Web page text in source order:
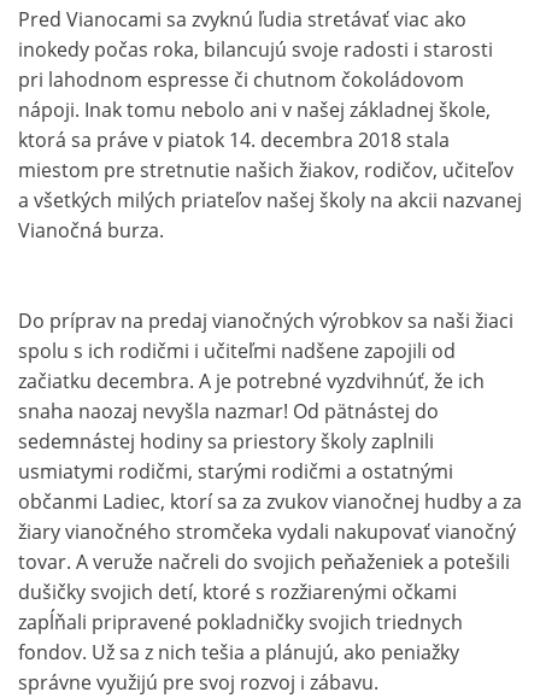
Pred Vianocami sa zvyknú ľudia stretávať viac ako
inokedy počas roka, bilancujú svoje radosti i starosti
pri lahodnom espresse či chutnom čokoládovom
nápoji. Inak tomu nebolo ani v našej základnej škole,
ktorá sa práve v piatok 14. decembra 2018 stala
miestom pre stretnutie našich žiakov, rodičov, učiteľov
a všetkých milých priateľov našej školy na akcii nazvanej
Vianočná burza.
Do príprav na predaj vianočných výrobkov sa naši žiaci
spolu s ich rodičmi i učiteľmi nadšene zapojili od
začiatku decembra. A je potrebné vyzdvihnúť, že ich
snaha naozaj nevyšla nazmar! Od pätnástej do
sedemnástej hodiny sa priestory školy zaplnili
usmiatymi rodičmi, starými rodičmi a ostatnými
občanmi Ladiec, ktorí sa za zvukov vianočnej hudby a za
žiary vianočného stromčeka vydali nakupovať vianočný
tovar. A veruže načreli do svojich peňaženiek a potešili
dušičky svojich detí, ktoré s rozžiarenými očkami
zapĺňali pripravené pokladničky svojich triednych
fondov. Už sa z nich tešia a plánujú, ako peniažky
správne využijú pre svoj rozvoj i zábavu.